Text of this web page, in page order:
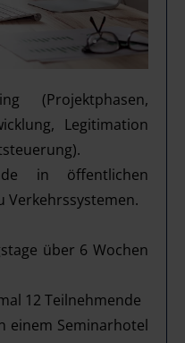
(Projektphasen,
Legitimation
in öffentlichen
Verkehrssystemen.
über 6 Wochen
12 Teilnehmende
einem Seminarhotel